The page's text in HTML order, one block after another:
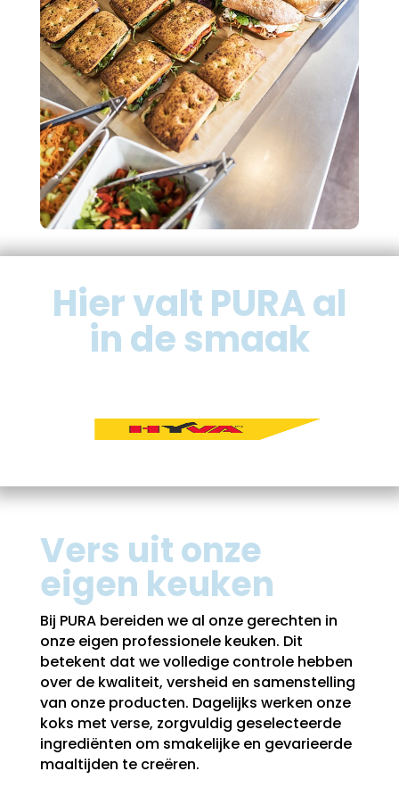
Hier valt PURA al
in de smaak
Vers uit onze
eigen keuken
Bij PURA bereiden we al onze gerechten in
onze eigen professionele keuken. Dit
betekent dat we volledige controle hebben
over de kwaliteit, versheid en samenstelling
van onze producten. Dagelijks werken onze
koks met verse, zorgvuldig geselecteerde
ingrediënten om smakelijke en gevarieerde
maaltijden te creëren.